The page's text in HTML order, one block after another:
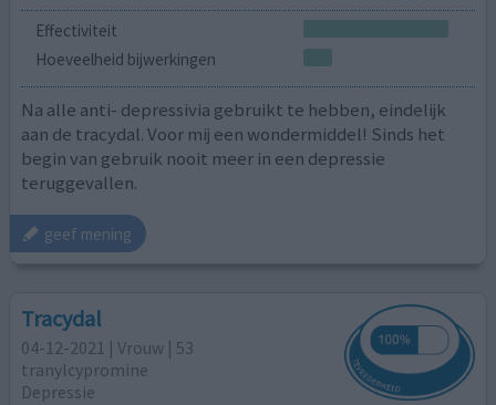
Effectiviteit
Hoeveelheid bijwerkingen
Na alle anti- depressivia gebruikt te hebben, eindelijk
aan de tracydal. Voor mij een wondermiddel! Sinds het
begin van gebruik nooit meer in een depressie
teruggevallen.
geef mening
Tracydal
04-12-2021 | Vrouw | 53
tranylcypromine
Depressie